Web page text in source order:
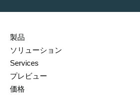
製品
ソリューション
Services
プレビュー
価格